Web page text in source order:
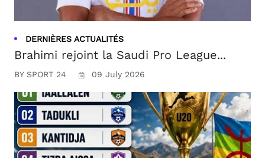
DERNIÈRES ACTUALITÉS
Brahimi rejoint la Saudi Pro League...
BY SPORT 24 09 July 2026